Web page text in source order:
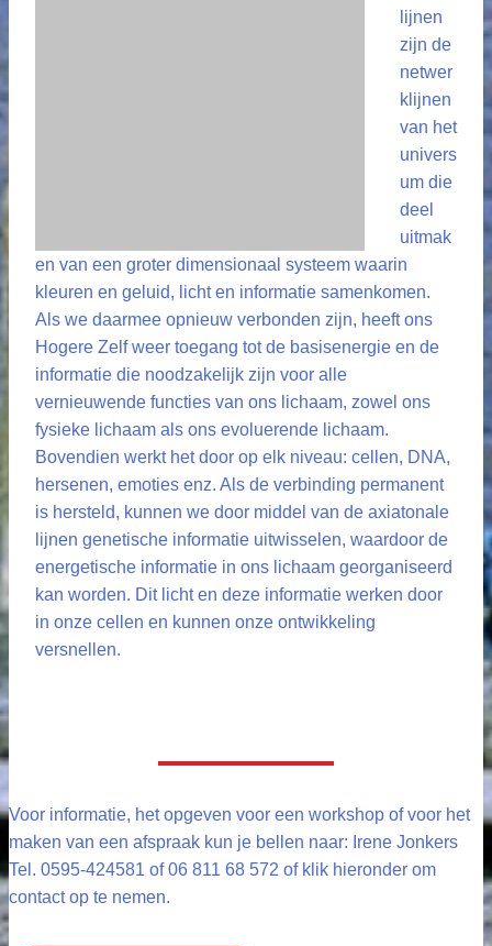
lijnen
zijn de
netwer
klijnen
van het
univers
um die
deel
uitmak
en van een groter dimensionaal systeem waarin
kleuren en geluid, licht en informatie samenkomen.
Als we daarmee opnieuw verbonden zijn, heeft ons
Hogere Zelf weer toegang tot de basisenergie en de
informatie die noodzakelijk zijn voor alle
vernieuwende functies van ons lichaam, zowel ons
fysieke lichaam als ons evoluerende lichaam.
Bovendien werkt het door op elk niveau: cellen, DNA,
hersenen, emoties enz. Als de verbinding permanent
is hersteld, kunnen we door middel van de axiatonale
lijnen genetische informatie uitwisselen, waardoor de
energetische informatie in ons lichaam georganiseerd
kan worden. Dit licht en deze informatie werken door
in onze cellen en kunnen onze ontwikkeling
versnellen.
Voor informatie, het opgeven voor een workshop of voor het
maken van een afspraak kun je bellen naar: Irene Jonkers
Tel. 0595-424581 of 06 811 68 572 of klik hieronder om
contact op te nemen.